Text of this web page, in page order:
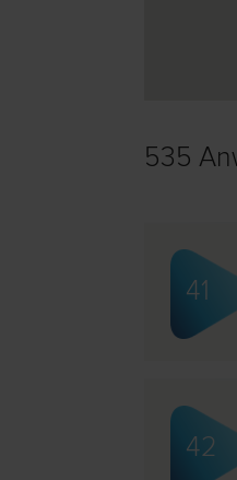
535
41
42